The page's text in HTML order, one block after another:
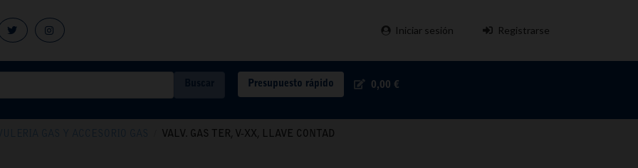
Iniciar sesión Registrarse
Presupuesto rápido 0,00 €
GAS Y ACCESORIO GAS VALV. GAS TER, V-XX, LLAVE CONTAD